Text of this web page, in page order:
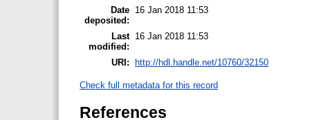
Date
deposited:
16 Jan 2018 11:53
Last
modified:
16 Jan 2018 11:53
URI: http://hdl.handle.net/10760/32150
Check full metadata for this record
References